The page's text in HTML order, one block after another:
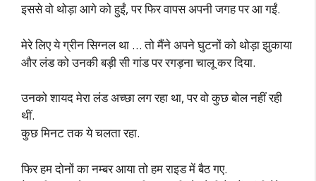
इससे वो थोड़ा आगे को हुईं, पर फिर वापस अपनी जगह पर आ गईं.
मेरे लिए ये ग्रीन सिग्नल था … तो मैंने अपने घुटनों को थोड़ा झुकाया
और लंड को उनकी बड़ी सी गांड पर रगड़ना चालू कर दिया.
उनको शायद मेरा लंड अच्छा लग रहा था, पर वो कुछ बोल नहीं रही
थीं.
कुछ मिनट तक ये चलता रहा.
फिर हम दोनों का नम्बर आया तो हम राइड में बैठ गए.